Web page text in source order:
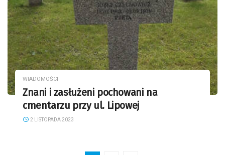
WIADOMOŚCI
Znani i zasłużeni pochowani na
cmentarzu przy ul. Lipowej
2 LISTOPADA 2023